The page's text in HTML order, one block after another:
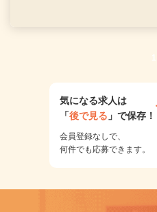
1
気になる求人は
「後で見る 」で保存！
会員登録なしで、
何件でも応募できます。